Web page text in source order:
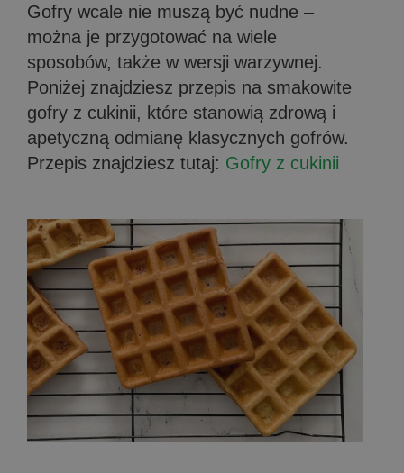
Gofry wcale nie muszą być nudne –
można je przygotować na wiele
sposobów, także w wersji warzywnej.
Poniżej znajdziesz przepis na smakowite
gofry z cukinii, które stanowią zdrową i
apetyczną odmianę klasycznych gofrów.
Przepis znajdziesz tutaj: Gofry z cukinii